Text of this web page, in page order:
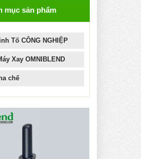
mục sản phẩm
Tố CÔNG NGHIỆP
Xay OMNIBLEND
chế